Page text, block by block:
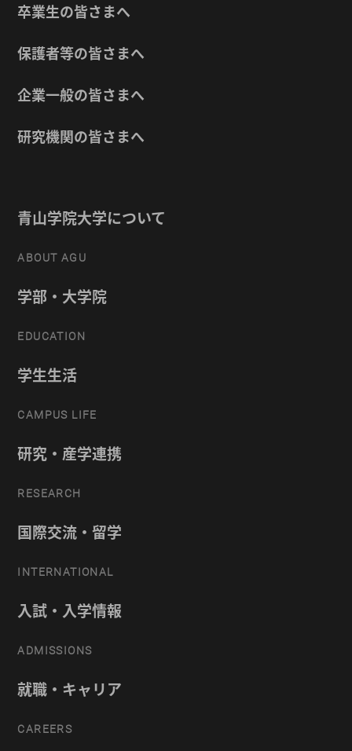
卒業生の皆さまへ
保護者等の皆さまへ
企業一般の皆さまへ
研究機関の皆さまへ
青山学院大学について
ABOUT AGU
学部・大学院
EDUCATION
学生生活
CAMPUS LIFE
研究・産学連携
RESEARCH
国際交流・留学
INTERNATIONAL
入試・入学情報
ADMISSIONS
就職・キャリア
CAREERS